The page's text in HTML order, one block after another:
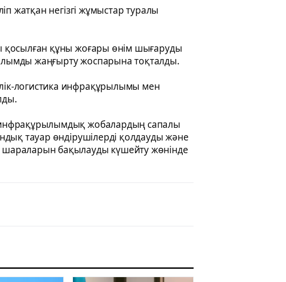
жатқан негізгі жұмыстар туралы
қосылған құны жоғары өнім шығаруды
жаңғырту жоспарына тоқталды.
логистика инфрақұрылымы мен
жобалардың сапалы
тауар өндірушілерді қолдауды және
бақылауды күшейту жөнінде